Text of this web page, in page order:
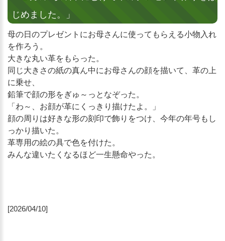
じめました。」
母の日のプレゼントにお母さんに使ってもらえる小物入れ
を作ろう。
大きな丸い革をもらった。
同じ大きさの紙の真ん中にお母さんの顔を描いて、革の上
に乗せ、
鉛筆で顔の形をぎゅ～っとなぞった。
「わ～、お顔が革にくっきり描けたよ。」
顔の周りは好きな形の刻印で飾りをつけ、今年の年号もし
っかり描いた。
革専用の絵の具で色を付けた。
みんな違いたくなるほど一生懸命やった。
[2026/04/10]